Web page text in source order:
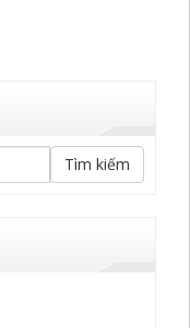
Tìm kiếm